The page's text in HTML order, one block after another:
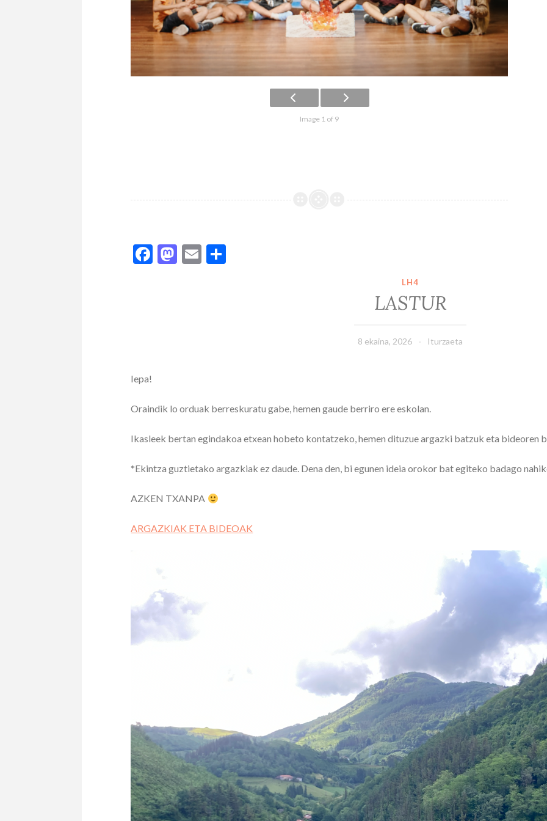
Image 1 of 9
Facebook
Mastodon
Email
LH4
LASTUR
8 ekaina, 2026 Iturzaeta
Iepa!
Oraindik lo orduak berreskuratu gabe, hemen gaude berriro ere eskolan.
Ikasleek bertan egindakoa etxean hobeto kontatzeko, hemen dituzue argazki batzuk eta bideoren
*Ekintza guztietako argazkiak ez daude. Dena den, bi egunen ideia orokor bat egiteko badago
AZKEN TXANPA
ARGAZKIAK ETA BIDEOAK